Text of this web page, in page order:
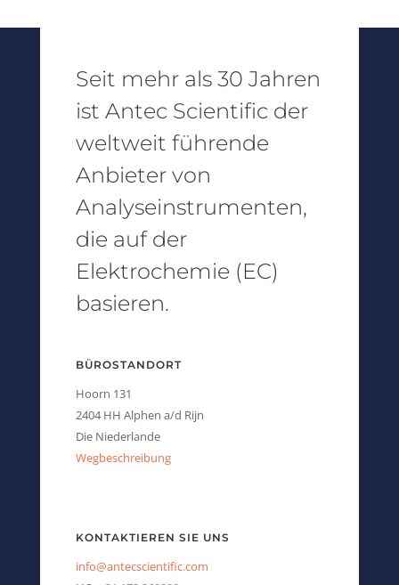
Seit mehr als 30 Jahren
ist Antec Scientific der
weltweit führende
Anbieter von
Analyseinstrumenten,
die auf der
Elektrochemie (EC)
basieren.
BÜROSTANDORT
Hoorn 131
2404 HH Alphen a/d Rijn
Die Niederlande
Wegbeschreibung
KONTAKTIEREN SIE UNS
info@antecscientific.com